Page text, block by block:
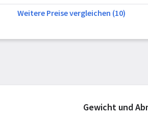
Weitere Preise vergleichen (10)
Gewicht und